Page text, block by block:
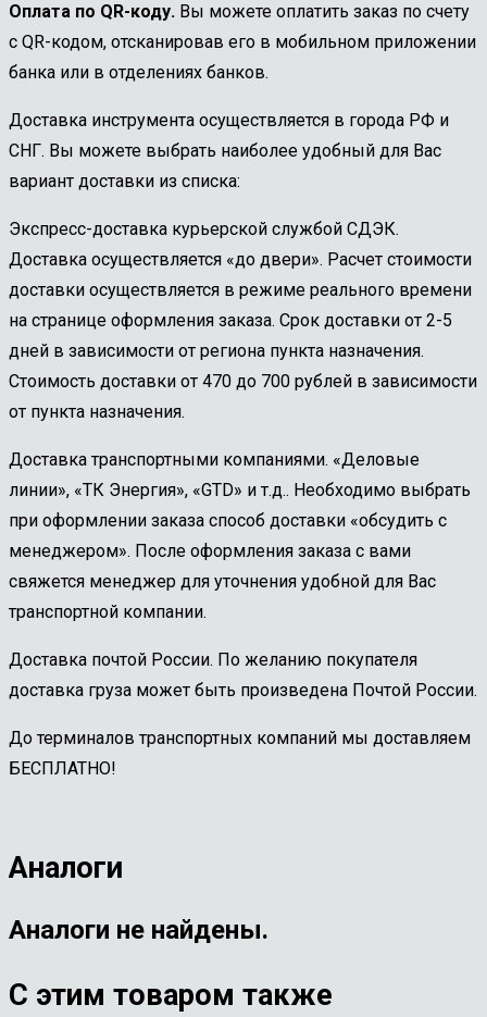
Оплата по QR-коду. Вы можете оплатить заказ по счету
с QR-кодом, отсканировав его в мобильном приложении
банка или в отделениях банков.
Доставка инструмента осуществляется в города РФ и
СНГ. Вы можете выбрать наиболее удобный для Вас
вариант доставки из списка:
Экспресс-доставка курьерской службой СДЭК.
Доставка осуществляется «до двери». Расчет стоимости
доставки осуществляется в режиме реального времени
на странице оформления заказа. Срок доставки от 2-5
дней в зависимости от региона пункта назначения.
Стоимость доставки от 470 до 700 рублей в зависимости
от пункта назначения.
Доставка транспортными компаниями. «Деловые
линии», «ТК Энергия», «GTD» и т.д.. Необходимо выбрать
при оформлении заказа способ доставки «обсудить с
менеджером». После оформления заказа с вами
свяжется менеджер для уточнения удобной для Вас
транспортной компании.
Доставка почтой России. По желанию покупателя
доставка груза может быть произведена Почтой России.
До терминалов транспортных компаний мы доставляем
БЕСПЛАТНО!
Аналоги
Аналоги не найдены.
С этим товаром также